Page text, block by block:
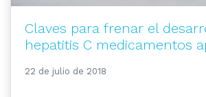
Claves para frenar el
hepatitis C medicamentos
22 de julio de 2018